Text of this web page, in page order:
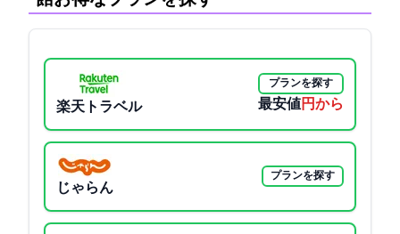
楽天トラベル
プランを探す
最安値10350円から
じゃらん
プランを探す